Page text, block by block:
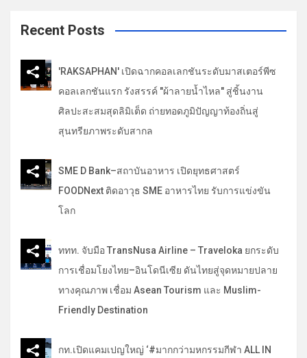
c
Recent Posts
'RAKSAPHAN' เปิดฉากคอลเลกชันระดับมาสเตอร์พีซ
คอลเลกชันแรก รังสรรค์ "ผ้าลายน้ำไหล" สู่ชิ้นงาน
ศิลปะสะสมสุดลิมิเต็ด ถ่ายทอดภูมิปัญญาท้องถิ่นสู่
สุนทรียภาพระดับสากล
SME D Bank–สถาบันอาหาร เปิดยุทธศาสตร์
FOODNext ติดอาวุธ SME อาหารไทย รับการแข่งขัน
โลก
ททท. จับมือ TransNusa Airline – Traveloka ยกระดับ
การเชื่อมโยงไทย–อินโดนีเซีย ดันไทยสู่จุดหมายปลาย
ทางคุณภาพ เชื่อม Asean Tourism และ Muslim-
Friendly Destination
กท.เปิดแคมเปญใหญ่ ‘#มากกว่ามหกรรมกีฬา ALL IN